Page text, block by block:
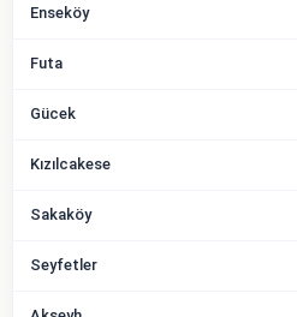
Enseköy
Futa
Gücek
Kızılcakese
Sakaköy
Seyfetler